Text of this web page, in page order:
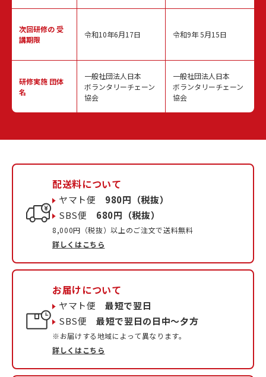
次回研修の受
講期限
研修実施 団体
名
令和10年6月17日
一般社団法人日本
ボランタリーチェーン
協会
令和9年 5月15日
一般社団法人日本
ボランタリーチェーン
協会
配送料について
ヤマト便 980円（税抜）
SBS便 680円（税抜）
8,000円（税抜）以上のご注文で送料無料
詳しくはこちら
お届けについて
ヤマト便最短で翌日
SBS便最短で翌日の日中〜夕方
※お届けする地域によって異なります。
詳しくはこちら